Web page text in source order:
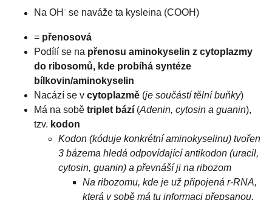
Na OH - se naváže ta kysleina (COOH)
= přenosová
Podílí se na přenosu aminokyselin z cytoplazmy
do ribosomů, kde probíhá syntéze
bílkovin/aminokyselin
Nacází se v cytoplazmě (je součástí tělní buňky)
Má na sobě triplet bází (Adenin, cytosin a guanin),
tzv. kodon
Kodon (kóduje konkrétní aminokyselinu) tvořen
3 bázema hledá odpovídající antikodon (uracil,
cytosin, guanin) a převnáší ji na ribozom
Na ribozomu, kde je už připojená r-RNA,
která v sobě má tu informaci přepsanou,